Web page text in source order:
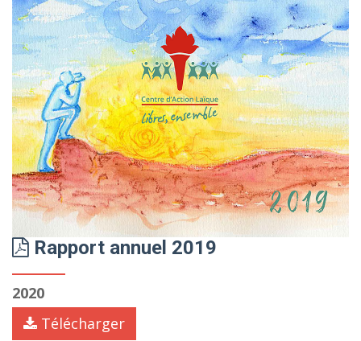
Rapport annuel 2019
2020
Télécharger